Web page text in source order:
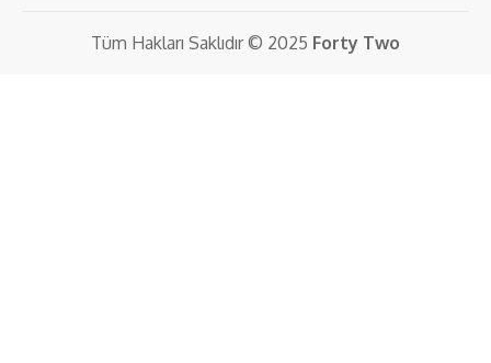
Tüm Hakları Saklıdır © 2025 Forty Two